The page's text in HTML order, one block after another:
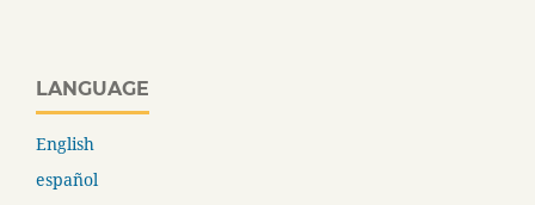
LANGUAGE
English
español